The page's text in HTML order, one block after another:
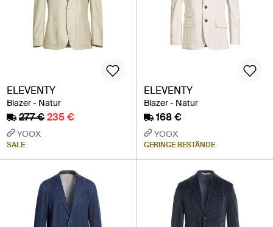
ELEVENTY
Blazer - Natur
277 €235 €
YOOX
SALE
ELEVENTY
Blazer - Natur
168 €
YOOX
GERINGE BESTÄNDE